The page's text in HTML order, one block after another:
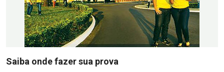
Saiba onde fazer sua prova